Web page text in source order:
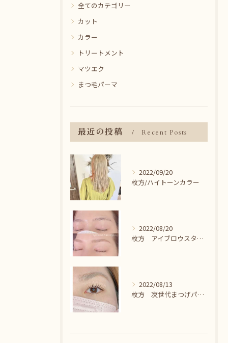
全てのカテゴリー
カット
カラー
トリートメント
マツエク
まつ毛パーマ
最近の投稿 Recent Posts
2022/09/20
枚方/ハイトーンカラー
2022/08/20
枚方 アイブロウスタイリング＾＾
2022/08/13
枚方 次世代まつげパーマ♪